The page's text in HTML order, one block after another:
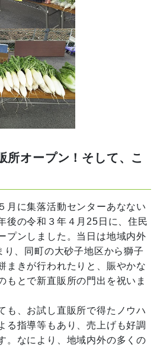
所オープン！そして、こ
に集落活動センターあなない
後の令和３年４月25日に、住民
プンしました。当日は地域内外
、同町の大砂子地区から獅子
まきが行われたりと、賑やかな
もとで新直販所の門出を祝いま
、お試し直販所で得たノウハ
る指導等もあり、売上げも好調
。なにより、地域内外の多くの